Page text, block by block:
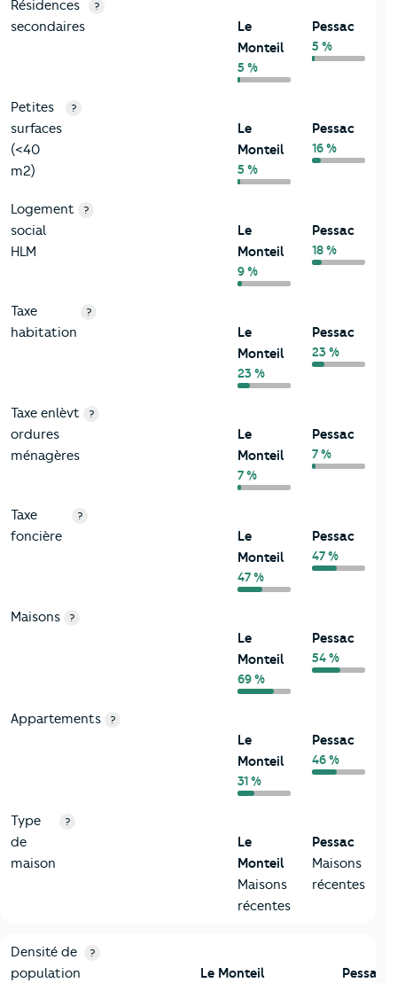
Résidences
secondaires
?
Le
Monteil
5 %
Pessac
5 %
Petites
surfaces
(<40
m2)
?
Le
Monteil
5 %
Pessac
16 %
Logement
social
HLM
?
Le
Monteil
9 %
Pessac
18 %
Taxe
habitation
?
Le
Monteil
23 %
Pessac
23 %
Taxe enlèvt
ordures
ménagères
?
Le
Monteil
7 %
Pessac
7 %
Taxe
foncière
?
Le
Monteil
47 %
Pessac
47 %
Maisons ?
Le
Monteil
69 %
Pessac
54 %
Appartements ?
Le
Monteil
31 %
Pessac
46 %
Type
de
maison
?
Le
Monteil
Maisons
récentes
Pessac
Maisons
récentes
2-Habitants
Critères Le Monteil
Densité de
population
?
Le Monteil
Pessac